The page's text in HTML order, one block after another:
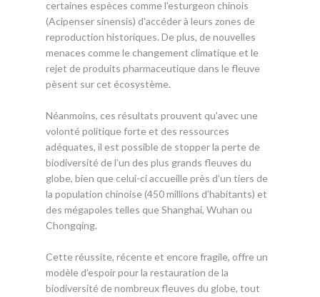
certaines espèces comme l'esturgeon chinois
(Acipenser sinensis) d'accéder à leurs zones de
reproduction historiques. De plus, de nouvelles
menaces comme le changement climatique et le
rejet de produits pharmaceutique dans le fleuve
pèsent sur cet écosystème.
Néanmoins, ces résultats prouvent qu'avec une
volonté politique forte et des ressources
adéquates, il est possible de stopper la perte de
biodiversité de l’un des plus grands fleuves du
globe, bien que celui-ci accueille près d’un tiers de
la population chinoise (450 millions d’habitants) et
des mégapoles telles que Shanghai, Wuhan ou
Chongqing.
Cette réussite, récente et encore fragile, offre un
modèle d’espoir pour la restauration de la
biodiversité de nombreux fleuves du globe, tout